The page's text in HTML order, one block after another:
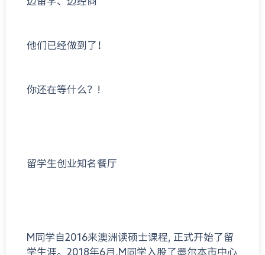
他们已经做到了！
你还在等什么？!
留学生创业知名餐厅
M同学自2016来澳洲读硕士课程, 正式开始了留
学生涯。2018年6月,M同学入股了墨尔本市中心